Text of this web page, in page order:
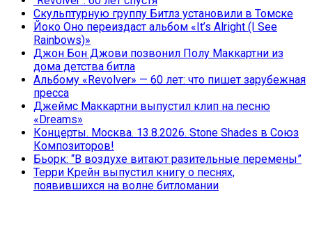
Скульптурную группу Битлз установили в Томске
Йоко Оно переиздаст альбом «It’s Alright (I See
Rainbows)»
Джон Бон Джови позвонил Полу Маккартни из
дома детства битла
Альбому «Revolver» — 60 лет: что пишет зарубежная
пресса
Джеймс Маккартни выпустил клип на песню
«Dreams»
Концерты. Москва. 13.8.2026. Stone Shades в Союз
Композиторов!
Бьорк: “В воздухе витают разительные перемены”
Терри Крейн выпустил книгу о песнях,
появившихся на волне битломании